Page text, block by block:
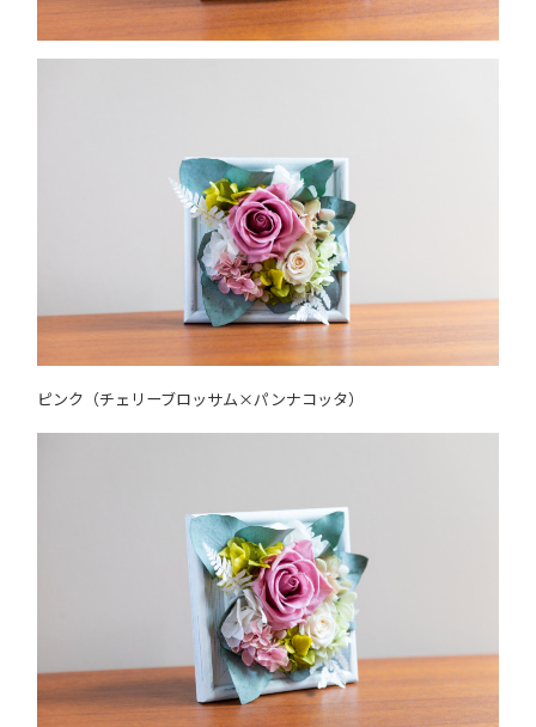
ピンク（チェリーブロッサム×パンナコッタ）